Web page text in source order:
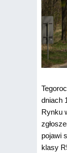
dniach
Rynku
pojawi
klasy